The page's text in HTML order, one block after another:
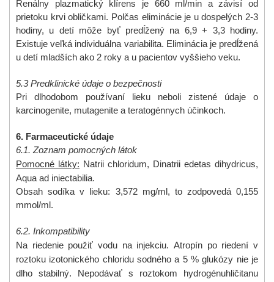
Renálny plazmatický klírens je 660 ml/min a závisí od
prietoku krvi obličkami. Polčas eliminácie je u dospelých 2-3
hodiny, u detí môže byť predĺžený na 6,9 + 3,3 hodiny.
Existuje veľká individuálna variabilita. Eliminácia je predĺžená
u detí mladších ako 2 roky a u pacientov vyššieho veku.
5.3 Predklinické údaje o bezpečnosti
Pri dlhodobom používaní lieku neboli zistené údaje o
karcinogenite, mutagenite a teratogénnych účinkoch.
6. Farmaceutické údaje
6.1. Zoznam pomocných látok
Pomocné látky: Natrii chloridum, Dinatrii edetas dihydricus,
Aqua ad iniectabilia.
Obsah sodíka v lieku: 3,572 mg/ml, to zodpovedá 0,155
mmol/ml.
6.2. Inkompatibility
Na riedenie použiť vodu na injekciu. Atropín po riedení v
roztoku izotonického chloridu sodného a 5 % glukózy nie je
dlho stabilný. Nepodávať s roztokom hydrogénuhličitanu